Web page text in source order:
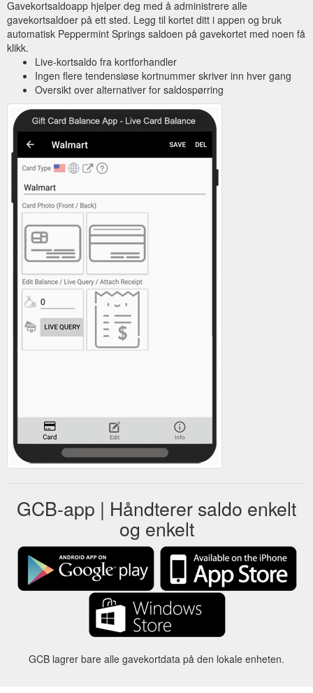
Gavekortsaldoapp hjelper deg med å administrere alle
gavekortsaldoer på ett sted. Legg til kortet ditt i appen og bruk
automatisk Peppermint Springs saldoen på gavekortet med noen få
klikk.
Live-kortsaldo fra kortforhandler
Ingen flere tendensiøse kortnummer skriver inn hver gang
Oversikt over alternativer for saldospørring
GCB-app | Håndterer saldo enkelt
og enkelt
GCB lagrer bare alle gavekortdata på den lokale enheten.